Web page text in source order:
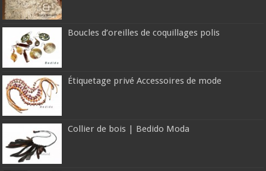
Boucles d’oreilles de coquillages polis
Étiquetage privé Accessoires de mode
Collier de bois | Bedido Moda